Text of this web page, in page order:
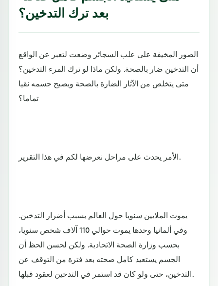
بعد ترك التدخين؟
الصور المخيفة على علب السجائر وضعت لتعبر عن الواقع
أن التدخين ضار بالصحة. ولكن ماذا لو ترك المرء التدخين؟
متى يتخلص من الآثار الضارة بالصحة ويصبح جسمه نقيا
تماما؟
الأمر يحدث على مراحل نعرضها لكم في هذا التقرير.
يموت الملايين سنويا حول العالم بسبب أضرار التدخين.
وفي ألمانيا وحدها يموت حوالي 110 آلاف شخص سنويا،
بحسب وزارة الصحة الاتحادية. ولكن لحسن الحظ أن
الجسم يستعيد كامل صحته بعد فترة من التوقف عن
التدخين، حتى ولو كان قد استمر في التدخين لعقود قبلها.